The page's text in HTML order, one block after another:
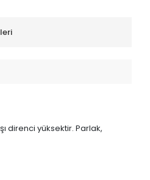
direnci yüksektir. Parlak,